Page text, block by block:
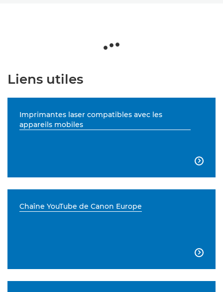
Liens utiles
Imprimantes laser compatibles avec les
appareils mobiles

Chaîne YouTube de Canon Europe
